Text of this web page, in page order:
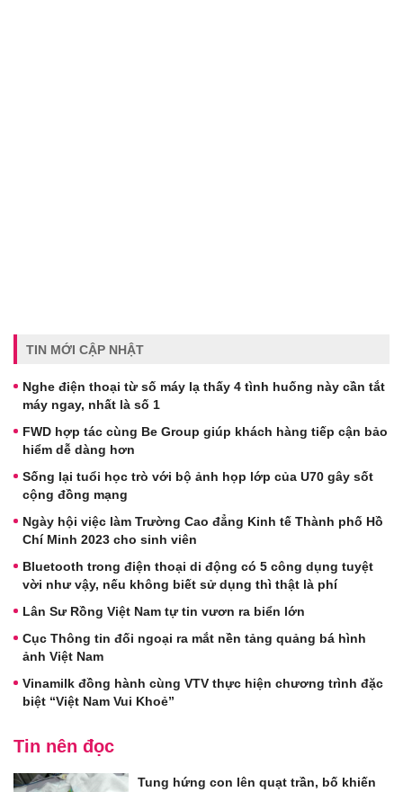
TIN MỚI CẬP NHẬT
Nghe điện thoại từ số máy lạ thấy 4 tình huống này cần tắt
máy ngay, nhất là số 1
FWD hợp tác cùng Be Group giúp khách hàng tiếp cận bảo
hiểm dễ dàng hơn
Sống lại tuổi học trò với bộ ảnh họp lớp của U70 gây sốt
cộng đồng mạng
Ngày hội việc làm Trường Cao đẳng Kinh tế Thành phố Hồ
Chí Minh 2023 cho sinh viên
Bluetooth trong điện thoại di động có 5 công dụng tuyệt
vời như vậy, nếu không biết sử dụng thì thật là phí
Lân Sư Rồng Việt Nam tự tin vươn ra biển lớn
Cục Thông tin đối ngoại ra mắt nền tảng quảng bá hình
ảnh Việt Nam
Vinamilk đồng hành cùng VTV thực hiện chương trình đặc
biệt “Việt Nam Vui Khoẻ”
Tin nên đọc
Tung hứng con lên quạt trần, bố khiến